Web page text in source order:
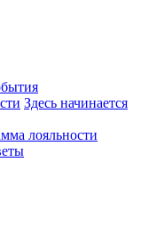
Здесь начинается
лояльности